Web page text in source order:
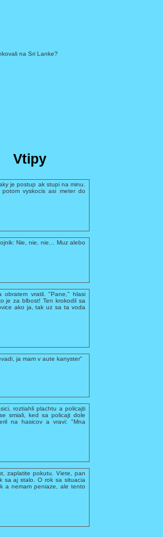
na Sri Lanke?
Vtipy
je postup ak stupi na minu.
vyskocis asi meter do
Nie, nie, nie... Muz alebo
obratem vratil. "Pane," hlasi
je za blbost! Ten krokodil sa
ako ja, tak uz sa ta voda
ja mam v aute kanyster"
roztiahli plachtu a policajti
smiali, ked sa policajt dole
na hasicov a vravi: "Mna
zaplatite pokutu. Viete, pan
sa aj stalo. O rok sa situacia
a nemam peniaze, ale tento